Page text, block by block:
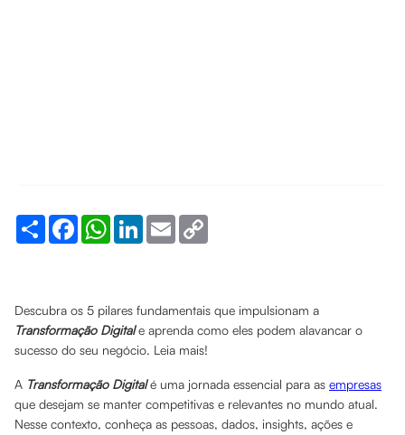
Share FacebookWhatsApp
LinkedInEmail
Descubra os 5 pilares fundamentais que impulsionam a
Transformação Digitale aprenda como eles podem alavancar o
sucesso do seu negócio. Leia mais!
A Transformação Digitalé uma jornada essencial para as empresas
que desejam se manter competitivas e relevantes no mundo atual.
Nesse contexto, conheça as pessoas, dados, insights, ações e